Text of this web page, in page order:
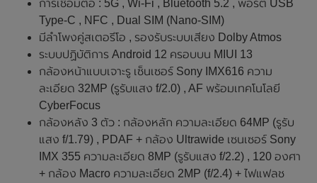
การเชื่อมต่อ : 5G , Wi-Fi , Bluetooth 5.2 , พอร์ต USB
Type-C , NFC , Dual SIM (Nano-SIM)
มีลำโพงคู่สเตอรีโอ , รองรับระบบเสียง Dolby Atmos
ระบบปฏิบัติการ Android 12 ครอบบน MIUI 13
กล้องหน้าแบบเจาะรู เซ็นเซอร์ Sony IMX616 ความ
ละเอียด 32MP (รูรับแสง f/2.0) , AF พร้อมเทคโนโลยี
CyberFocus
กล้องหลัง 3 ตัว : กล้องหลัก ความละเอียด 64MP (รูรับ
แสง f/1.79) , PDAF + กล้อง Ultrawide เซนเซอร์ Sony
IMX 355 ความละเอียด 8MP (รูรับแสง f/2.2) , 120 องศา
+ กล้อง Macro ความละเอียด 2MP (f/2.4) + ไฟแฟลช